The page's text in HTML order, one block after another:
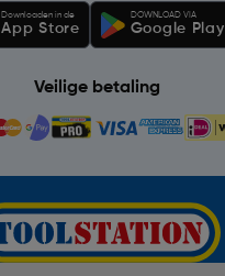
Downloaden in de
App Store
DOWNLOAD VIA
Google Play
Veilige betaling